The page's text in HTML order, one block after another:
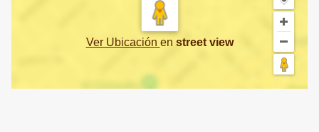
Ver Ubicación en street view